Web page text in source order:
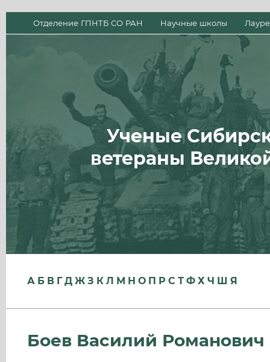
Отделение ГПНТБ СО РАН Научные школы
Ученые
ветераны
А Б В Г Д Ж З К Л М Н О П Р С Т Ф Х Ч Ш Я
Боев Василий Романович